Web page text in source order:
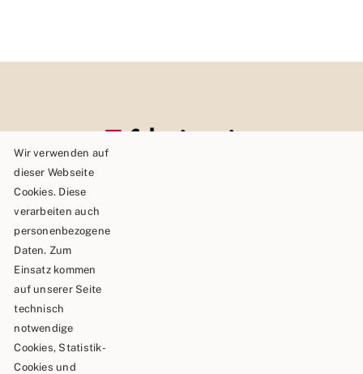
Schäble TEAM GmbH & Co.KG
Goldbergstraße 24
Wir verwenden auf
dieser Webseite
Cookies. Diese
verarbeiten auch
personenbezogene
Daten. Zum
Einsatz kommen
auf unserer Seite
technisch
notwendige
Cookies, Statistik-
Cookies und